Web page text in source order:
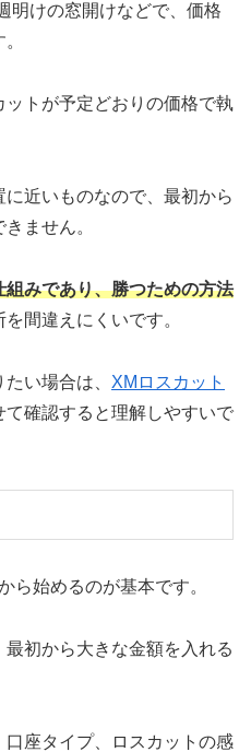
明けの窓開けなどで、価格
トが予定どおりの価格で執
近いものなので、最初から
ません。
みであり、勝つための方法
間違えにくいです。
い場合は、 XMロスカット
て確認すると理解しやすいで
ら始めるのが基本です。
初から大きな金額を入れる
座タイプ、ロスカットの感